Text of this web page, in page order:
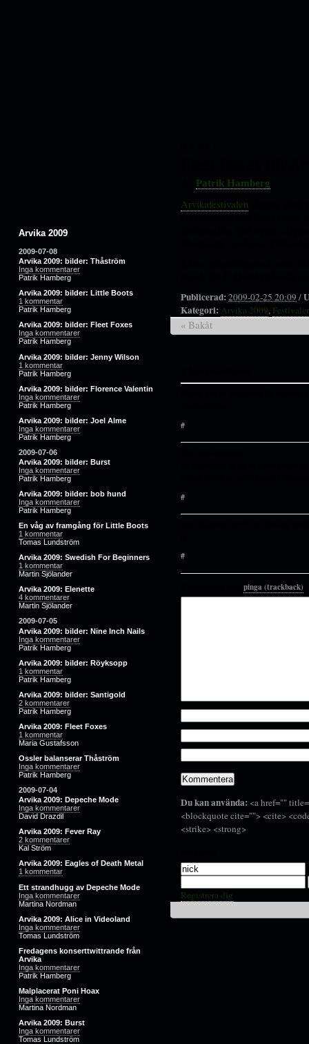
Arvika 2009
2009-07-08
Arvika 2009: bilder: Thåström
Inga kommentarer
Patrik Hamberg
Arvika 2009: bilder: Little Boots
1 kommentar
Patrik Hamberg
Arvika 2009: bilder: Fleet Foxes
Inga kommentarer
Patrik Hamberg
Arvika 2009: bilder: Jenny Wilson
1 kommentar
Patrik Hamberg
Arvika 2009: bilder: Florence Valentin
Inga kommentarer
Patrik Hamberg
Arvika 2009: bilder: Joel Alme
Inga kommentarer
Patrik Hamberg
2009-07-06
Arvika 2009: bilder: Burst
Inga kommentarer
Patrik Hamberg
Arvika 2009: bilder: bob hund
Inga kommentarer
Patrik Hamberg
En våg av framgång för Little Boots
1 kommentar
Tomas Lundström
Arvika 2009: Swedish For Beginners
1 kommentar
Martin Sjölander
Arvika 2009: Elenette
4 kommentarer
Martin Sjölander
2009-07-05
Arvika 2009: bilder: Nine Inch Nails
Inga kommentarer
Patrik Hamberg
Arvika 2009: bilder: Röyksopp
1 kommentar
Patrik Hamberg
Arvika 2009: bilder: Santigold
2 kommentarer
Patrik Hamberg
Arvika 2009: Fleet Foxes
1 kommentar
Maria Gustafsson
Ossler balanserar Thåström
Inga kommentarer
Patrik Hamberg
2009-07-04
Arvika 2009: Depeche Mode
Inga kommentarer
David Drazdil
Arvika 2009: Fever Ray
2 kommentarer
Kal Ström
Arvika 2009: Eagles of Death Metal
1 kommentar
Ett strandhugg av Depeche Mode
Inga kommentarer
Martina Nordman
Arvika 2009: Alice in Videoland
Inga kommentarer
Tomas Lundström
Fredagens konserttwittrande från
Arvika
Inga kommentarer
Patrik Hamberg
Malplacerat Poni Hoax
Inga kommentarer
Martina Nordman
Arvika 2009: Burst
Inga kommentarer
Tomas Lundström
Patrik Hamberg
Arvikafestivalen
Publicerad:2009-02-25 20:09 /
Kategori: Arvika 2009,
« Bakåt
#
#
#
pinga (trackback)
Du kan använda: <a href=""
<blockquote cite=""> <cite>
<strike> <strong>
Registrera dig